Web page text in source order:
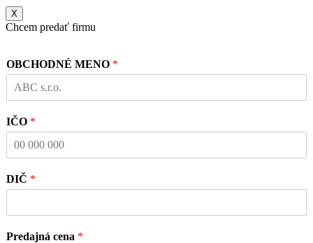
X
Chcem predať firmu
OBCHODNÉ MENO *
IČO *
DIČ *
Predajná cena *